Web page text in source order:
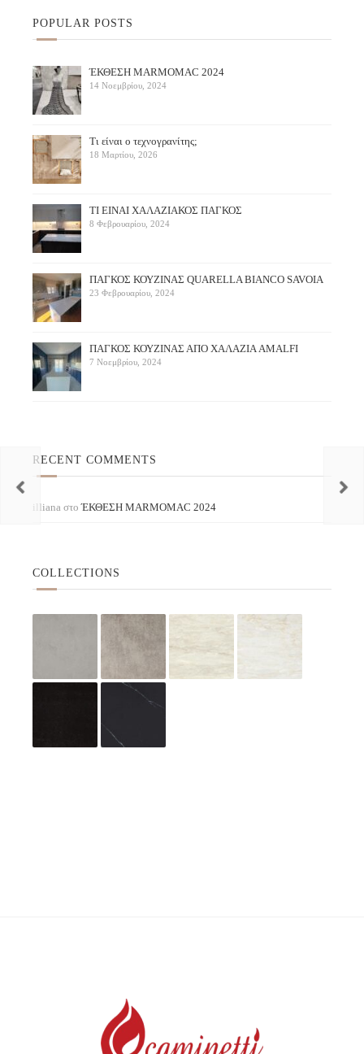
POPULAR POSTS
ΈΚΘΕΣΗ ΜARMOMAC 2024
14 Νοεμβρίου, 2024
Τι είναι ο τεχνογρανίτης;
18 Μαρτίου, 2026
ΤΙ ΕΙΝΑΙ ΧΑΛΑΖΙΑΚΟΣ ΠΑΓΚΟΣ
8 Φεβρουαρίου, 2024
ΠΑΓΚΟΣ ΚΟΥΖΙΝΑΣ QUARELLA BIANCO SAVOIA
23 Φεβρουαρίου, 2024
ΠAΓΚΟΣ ΚΟΥΖΙΝΑΣ ΑΠΟ ΧΑΛΑΖΙΑ AMALFI
7 Νοεμβρίου, 2024
RECENT COMMENTS
illiana στοΈΚΘΕΣΗ ΜARMOMAC 2024
COLLECTIONS